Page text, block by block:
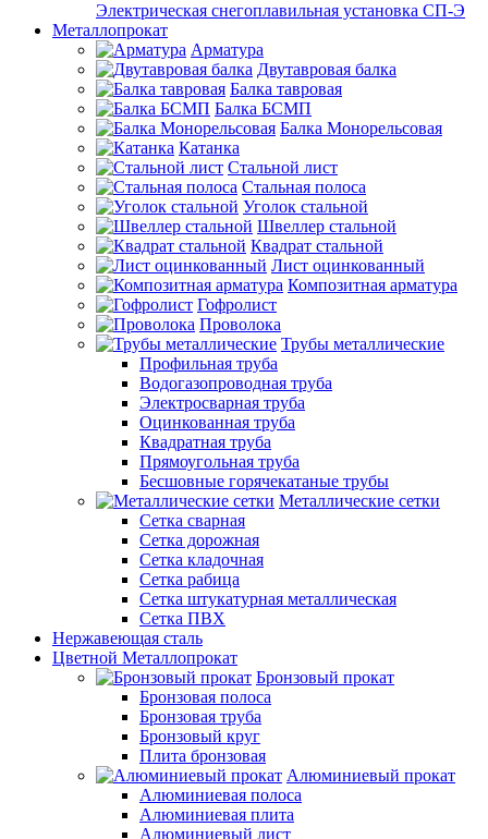
Электрическая снегоплавильная установка СП-Э
Металлопрокат
Арматура
Двутавровая балка
Балка тавровая
Балка БСМП
Балка Монорельсовая
Катанка
Стальной лист
Стальная полоса
Уголок стальной
Швеллер стальной
Квадрат стальной
Лист оцинкованный
Композитная арматура
Гофролист
Проволока
Трубы металлические
Профильная труба
Водогазопроводная труба
Электросварная труба
Оцинкованная труба
Квадратная труба
Прямоугольная труба
Бесшовные горячекатаные трубы
Металлические сетки
Сетка сварная
Сетка дорожная
Сетка кладочная
Сетка рабица
Сетка штукатурная металлическая
Сетка ПВХ
Нержавеющая сталь
Цветной Металлопрокат
Бронзовый прокат
Бронзовая полоса
Бронзовая труба
Бронзовый круг
Плита бронзовая
Алюминиевый прокат
Алюминиевая полоса
Алюминиевая плита
Алюминиевый лист